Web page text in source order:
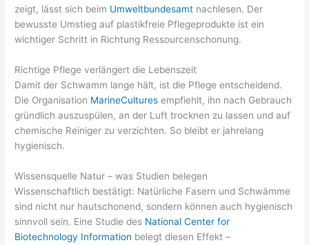
zeigt, lässt sich beim Umweltbundesamt nachlesen. Der
bewusste Umstieg auf plastikfreie Pflegeprodukte ist ein
wichtiger Schritt in Richtung Ressourcenschonung.
Richtige Pflege verlängert die Lebenszeit
Damit der Schwamm lange hält, ist die Pflege entscheidend.
Die Organisation MarineCultures empfiehlt, ihn nach Gebrauch
gründlich auszuspülen, an der Luft trocknen zu lassen und auf
chemische Reiniger zu verzichten. So bleibt er jahrelang
hygienisch.
Wissensquelle Natur – was Studien belegen
Wissenschaftlich bestätigt: Natürliche Fasern und Schwämme
sind nicht nur hautschonend, sondern können auch hygienisch
sinnvoll sein. Eine Studie des National Center for
Biotechnology Information belegt diesen Effekt –